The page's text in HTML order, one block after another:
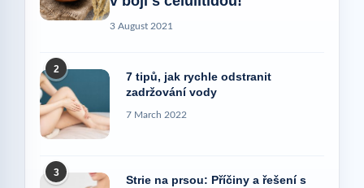
3 August 2021
2
7 tipů, jak rychle odstranit
zadržování vody
7 March 2022
3
Strie na prsou: Příčiny a řešení s